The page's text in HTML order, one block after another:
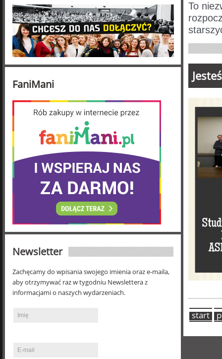
FaniMani
Newsletter
Zachęcamy do wpisania swojego imienia oraz e-maila,
aby otrzymywać raz w tygodniu Newslettera z
informacjami o naszych wydarzeniach.
To
start